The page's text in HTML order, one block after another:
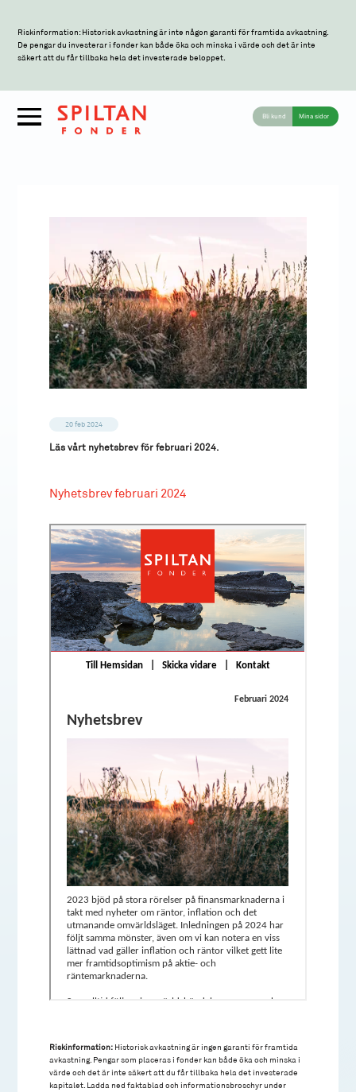
Riskinformation: Historisk avkastning är inte någon garanti för framtida avkastning.
De pengar du investerar i fonder kan både öka och minska i värde och det är inte
säkert att du får tillbaka hela det investerade beloppet.
Bli kund Mina sidor
20 feb 2024
Läs vårt nyhetsbrev för februari 2024.
Nyhetsbrev februari 2024
Riskinformation: Historisk avkastning är ingen garanti för framtida
avkastning. Pengar som placeras i fonder kan både öka och minska i
värde och det är inte säkert att du får tillbaka hela det investerade
kapitalet. Ladda ned faktablad och informationsbroschyr under